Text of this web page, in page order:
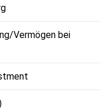
Vermögen bei